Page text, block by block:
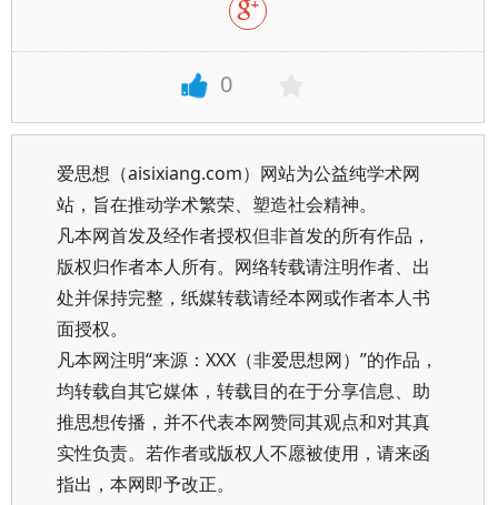
0
爱思想（aisixiang.com）网站为公益纯学术网
站，旨在推动学术繁荣、塑造社会精神。
凡本网首发及经作者授权但非首发的所有作品，
版权归作者本人所有。网络转载请注明作者、出
处并保持完整，纸媒转载请经本网或作者本人书
面授权。
凡本网注明“来源：XXX（非爱思想网）”的作品，
均转载自其它媒体，转载目的在于分享信息、助
推思想传播，并不代表本网赞同其观点和对其真
实性负责。若作者或版权人不愿被使用，请来函
指出，本网即予改正。